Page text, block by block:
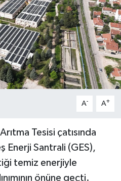
A- A+
Tesisi çatısında
Enerji Santrali (GES),
temiz enerjiyle
önüne geçti.